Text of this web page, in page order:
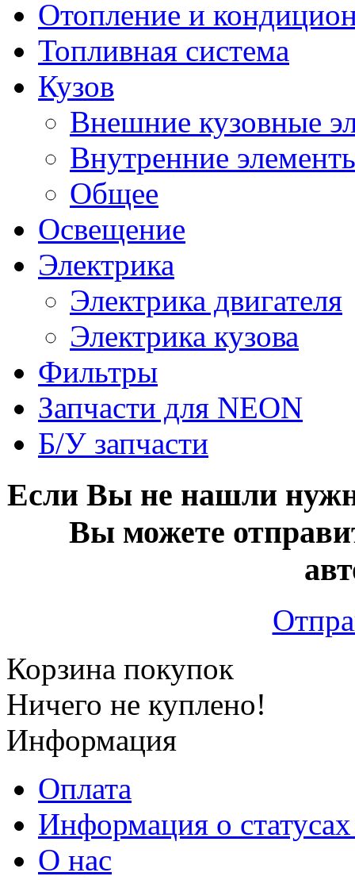
Отопление и
Топливная система
Кузов
Внешние кузовные
Внутренние
Общее
Освещение
Электрика
Электрика двигателя
Электрика кузова
Фильтры
Запчасти для NEON
Б/У запчасти
Если Вы не нашли
Вы можете
Корзина покупок
Ничего не куплено!
Информация
Оплата
Информация о статусах
О нас